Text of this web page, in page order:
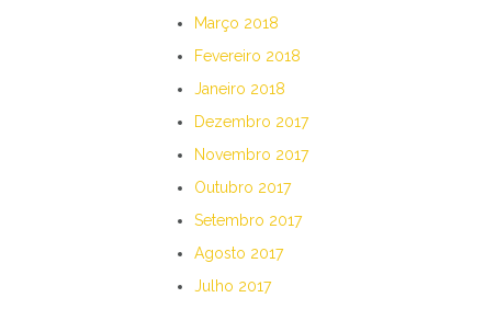
Março 2018
Fevereiro 2018
Janeiro 2018
Dezembro 2017
Novembro 2017
Outubro 2017
Setembro 2017
Agosto 2017
Julho 2017